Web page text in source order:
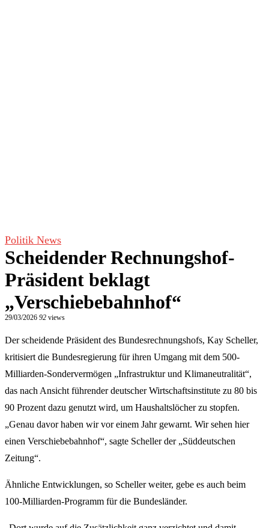
Politik News
Scheidender Rechnungshof-
Präsident beklagt
„Verschiebebahnhof“
29/03/2026 92 views
Der scheidende Präsident des Bundesrechnungshofs, Kay Scheller,
kritisiert die Bundesregierung für ihren Umgang mit dem 500-
Milliarden-Sondervermögen „Infrastruktur und Klimaneutralität“,
das nach Ansicht führender deutscher Wirtschaftsinstitute zu 80 bis
90 Prozent dazu genutzt wird, um Haushaltslöcher zu stopfen.
„Genau davor haben wir vor einem Jahr gewarnt. Wir sehen hier
einen Verschiebebahnhof“, sagte Scheller der „Süddeutschen
Zeitung“.
Ähnliche Entwicklungen, so Scheller weiter, gebe es auch beim
100-Milliarden-Programm für die Bundesländer.